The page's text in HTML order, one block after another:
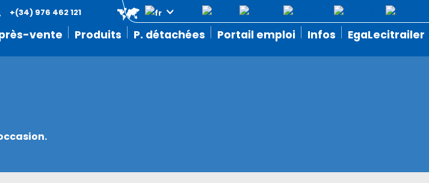
vente Produits P. détachées Portail emploi Infos EgaLecitrailer
+(34) 976 462 121